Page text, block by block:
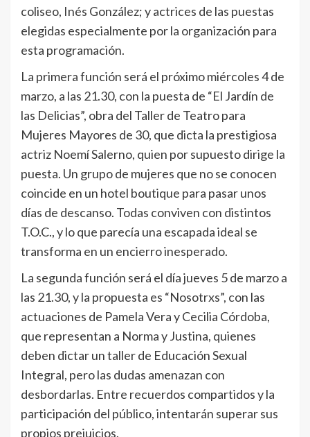
coliseo, Inés González; y actrices de las puestas
elegidas especialmente por la organización para
esta programación.
La primera función será el próximo miércoles 4 de
marzo, a las 21.30, con la puesta de “El Jardín de
las Delicias”, obra del Taller de Teatro para
Mujeres Mayores de 30, que dicta la prestigiosa
actriz Noemí Salerno, quien por supuesto dirige la
puesta. Un grupo de mujeres que no se conocen
coincide en un hotel boutique para pasar unos
días de descanso. Todas conviven con distintos
T.O.C., y lo que parecía una escapada ideal se
transforma en un encierro inesperado.
La segunda función será el día jueves 5 de marzo a
las 21.30, y la propuesta es “Nosotrxs”, con las
actuaciones de Pamela Vera y Cecilia Córdoba,
que representan a Norma y Justina, quienes
deben dictar un taller de Educación Sexual
Integral, pero las dudas amenazan con
desbordarlas. Entre recuerdos compartidos y la
participación del público, intentarán superar sus
propios prejuicios.